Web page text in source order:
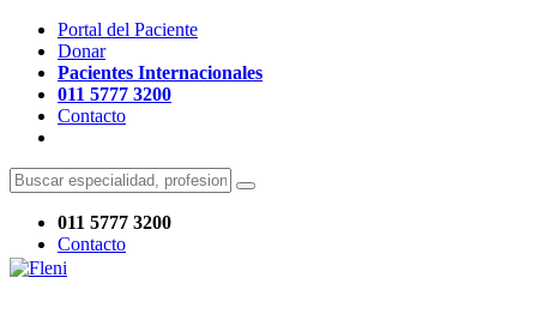
Portal del Paciente
Donar
Pacientes Internacionales
011 5777 3200
Contacto
011 5777 3200
Contacto